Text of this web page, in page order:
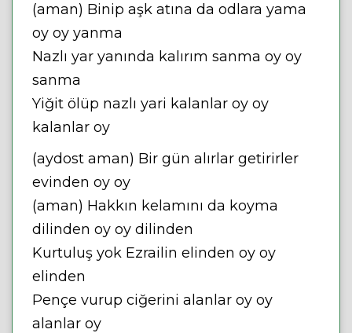
(aman) Binip aşk atına da odlara yama
oy oy yanma
Nazlı yar yanında kalırım sanma oy oy
sanma
Yiğit ölüp nazlı yari kalanlar oy oy
kalanlar oy
(aydost aman) Bir gün alırlar getirirler
evinden oy oy
(aman) Hakkın kelamını da koyma
dilinden oy oy dilinden
Kurtuluş yok Ezrailin elinden oy oy
elinden
Pençe vurup ciğerini alanlar oy oy
alanlar oy